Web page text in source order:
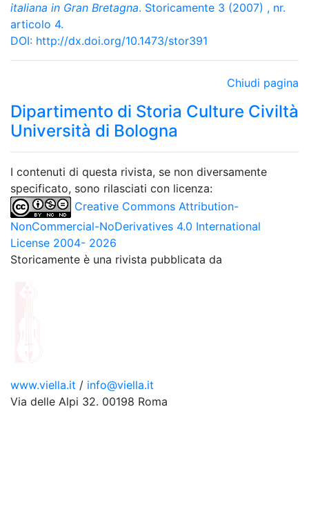
italiana in Gran Bretagna. Storicamente 3 (2007) , nr.
articolo 4.
DOI: http://dx.doi.org/10.1473/stor391
Chiudi pagina
Dipartimento di Storia Culture Civiltà
Università di Bologna
I contenuti di questa rivista, se non diversamente
specificato, sono rilasciati con licenza:
Creative Commons Attribution-
NonCommercial-NoDerivatives 4.0 International
License 2004- 2026
Storicamente è una rivista pubblicata da
www.viella.it / info@viella.it
Via delle Alpi 32. 00198 Roma